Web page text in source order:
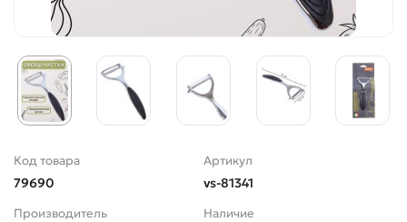
Код товара
79690
Артикул
vs-81341
Производитель Наличие